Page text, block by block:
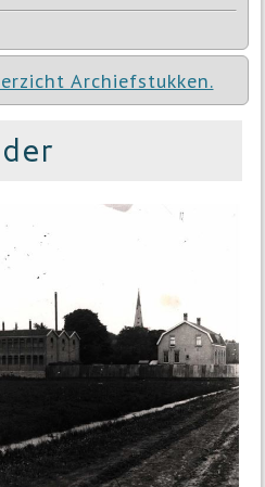
Archiefstukken.